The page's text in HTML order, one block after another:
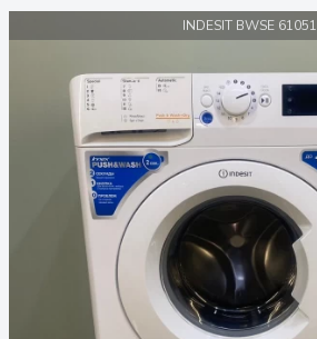
INDESIT BWSE 61051